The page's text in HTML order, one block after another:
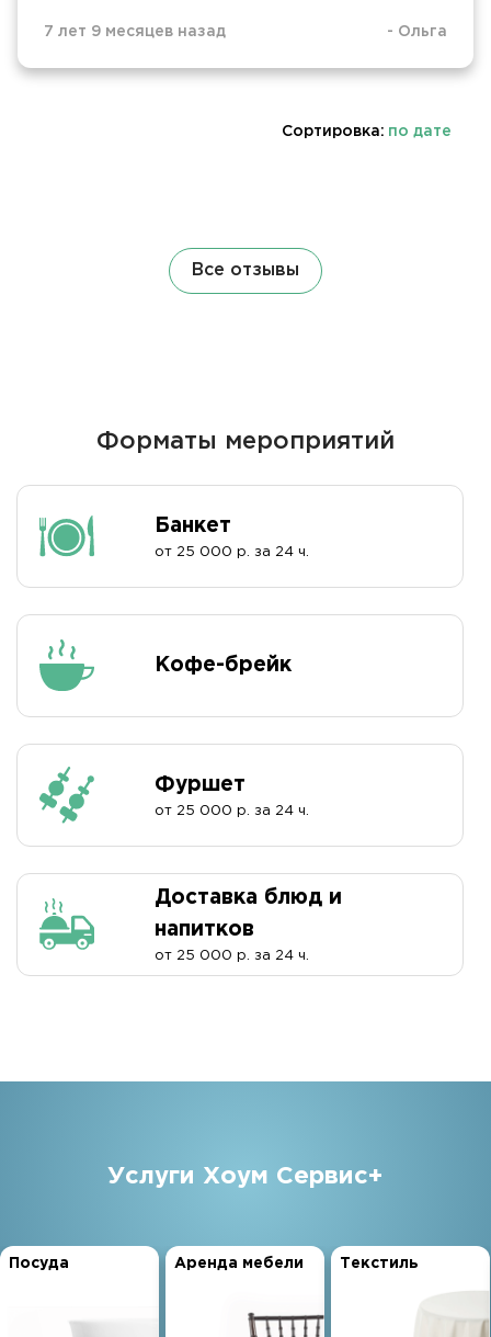
7 лет 9 месяцев назад - Ольга
Сортировка: по дате
Все отзывы
Форматы мероприятий
Банкет
от 25 000 р. за 24 ч.
Кофе-брейк
Фуршет
от 25 000 р. за 24 ч.
Доставка блюд и
напитков
от 25 000 р. за 24 ч.
Услуги Хоум Сервис+
Посуда Аренда мебели Текстиль